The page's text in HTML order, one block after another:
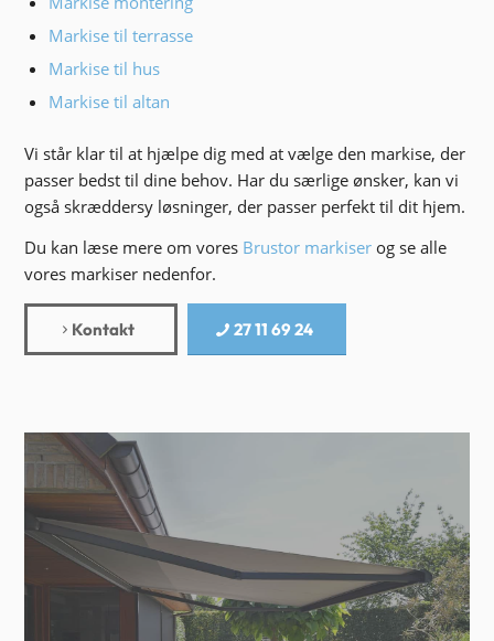
Markise til terrasse
Markise til hus
Markise til altan
Vi står klar til at hjælpe dig med at vælge den markise, der
passer bedst til dine behov. Har du særlige ønsker, kan vi
også skræddersy løsninger, der passer perfekt til dit hjem.
Du kan læse mere om vores Brustor markiser og se alle
vores markiser nedenfor.
Kontakt 27 11 69 24